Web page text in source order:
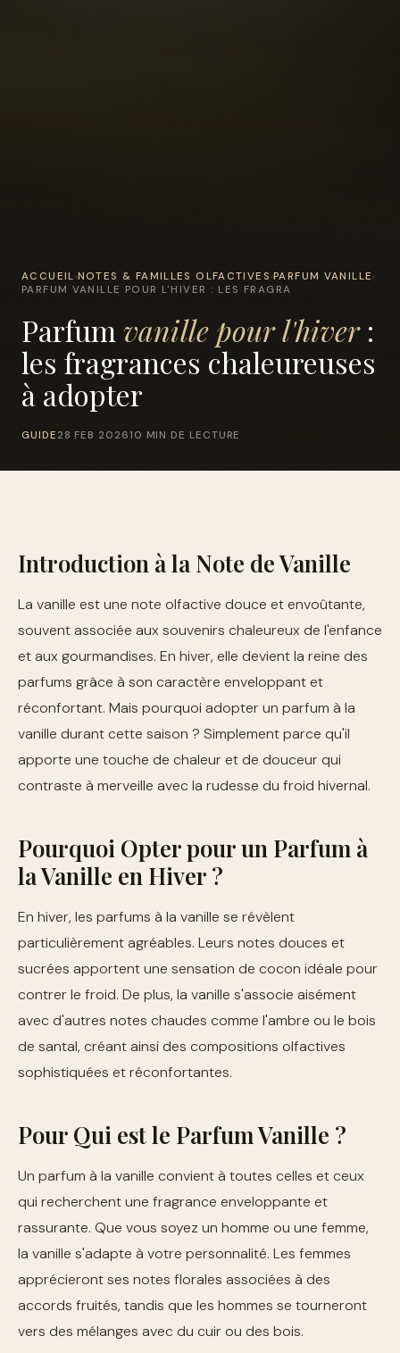
ACCUEIL ›NOTES & FAMILLES OLFACTIVES ›PARFUM VANILLE ›
PARFUM VANILLE POUR L'HIVER : LES FRAGRA
Parfum vanille pour l'hiver:
les fragrances chaleureuses
à adopter
GUIDE 28 FEB 202610 MIN DE LECTURE
Introduction à la Note de Vanille
La vanille est une note olfactive douce et envoûtante,
souvent associée aux souvenirs chaleureux de l'enfance
et aux gourmandises. En hiver, elle devient la reine des
parfums grâce à son caractère enveloppant et
réconfortant. Mais pourquoi adopter un parfum à la
vanille durant cette saison ? Simplement parce qu'il
apporte une touche de chaleur et de douceur qui
contraste à merveille avec la rudesse du froid hivernal.
Pourquoi Opter pour un Parfum à
la Vanille en Hiver ?
En hiver, les parfums à la vanille se révèlent
particulièrement agréables. Leurs notes douces et
sucrées apportent une sensation de cocon idéale pour
contrer le froid. De plus, la vanille s'associe aisément
avec d'autres notes chaudes comme l'ambre ou le bois
de santal, créant ainsi des compositions olfactives
sophistiquées et réconfortantes.
Pour Qui est le Parfum Vanille ?
Un parfum à la vanille convient à toutes celles et ceux
qui recherchent une fragrance enveloppante et
rassurante. Que vous soyez un homme ou une femme,
la vanille s'adapte à votre personnalité. Les femmes
apprécieront ses notes florales associées à des
accords fruités, tandis que les hommes se tourneront
vers des mélanges avec du cuir ou des bois.